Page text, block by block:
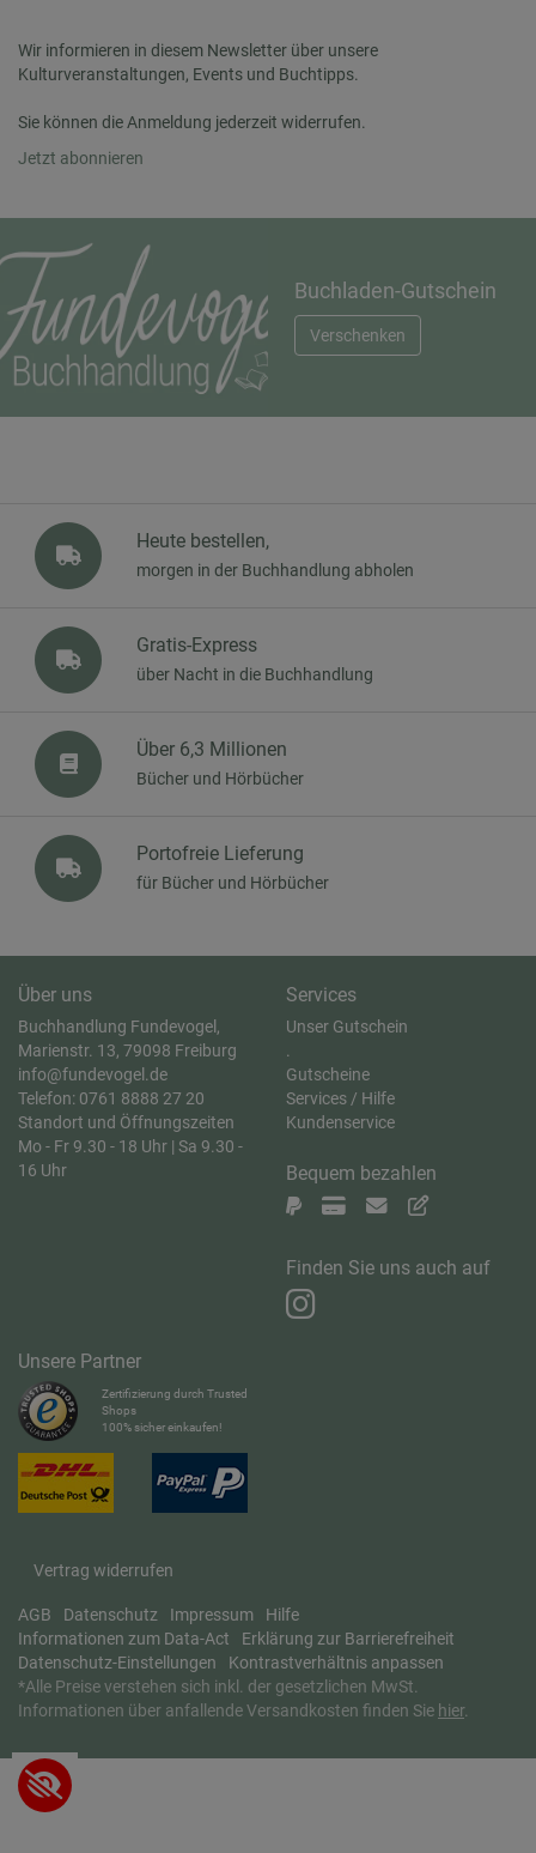
Wir informieren in diesem Newsletter über unsere
Kulturveranstaltungen, Events und Buchtipps.
Sie können die Anmeldung jederzeit widerrufen.
Jetzt abonnieren
Buchladen-Gutschein
Verschenken
Heute bestellen,
morgen in der Buchhandlung abholen
Gratis-Express
über Nacht in die Buchhandlung
Über 6,3 Millionen
Bücher und Hörbücher
Portofreie Lieferung
für Bücher und Hörbücher
Über uns
Buchhandlung Fundevogel,
Marienstr. 13, 79098 Freiburg
info@fundevogel.de
Telefon: 0761 8888 27 20
Standort und Öffnungszeiten
Mo - Fr 9.30 - 18 Uhr | Sa 9.30 -
16 Uhr
Services
Unser Gutschein
.
Gutscheine
Services / Hilfe
Kundenservice
Bequem bezahlen
Finden Sie uns auch auf
Unsere Partner
Zertifizierung durch Trusted
Shops
100% sicher einkaufen!
Vertrag widerrufen
AGB Datenschutz Impressum
Hilfe
Informationen zum Data-Act
Erklärung zur Barrierefreiheit
Datenschutz-Einstellungen
Kontrastverhältnis anpassen
*Alle Preise verstehen sich inkl. der gesetzlichen MwSt.
Informationen über anfallende Versandkosten finden Sie hier.